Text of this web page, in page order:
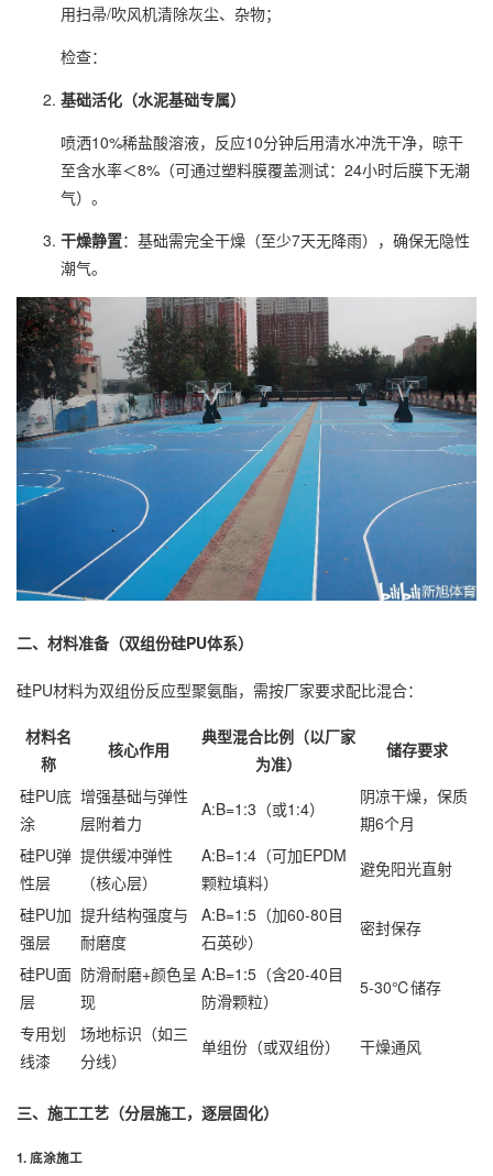
用扫帚/吹风机清除灰尘、杂物；
检查：
基础活化（水泥基础专属）
喷洒10%稀盐酸溶液，反应10分钟后用清水冲洗干净，晾干
至含水率＜8%（可通过塑料膜覆盖测试：24小时后膜下无潮
气）。
干燥静置：基础需完全干燥（至少7天无降雨），确保无隐性
潮气。
二、材料准备（双组份硅PU体系）
硅PU材料为双组份反应型聚氨酯，需按厂家要求配比混合：
材料名
称
核心作用
典型混合比例（以厂家
为准）
储存要求
硅PU底
涂
增强基础与弹性
层附着力
A:B=1:3（或1:4）
阴凉干燥，保质
期6个月
硅PU弹
性层
提供缓冲弹性
（核心层）
A:B=1:4（可加EPDM
颗粒填料）
避免阳光直射
硅PU加
强层
提升结构强度与
耐磨度
A:B=1:5（加60-80目
石英砂）
密封保存
硅PU面
层
防滑耐磨+颜色呈
现
A:B=1:5（含20-40目
防滑颗粒）
5-30℃储存
专用划
线漆
场地标识（如三
分线）
单组份（或双组份） 干燥通风
三、施工工艺（分层施工，逐层固化）
1. 底涂施工